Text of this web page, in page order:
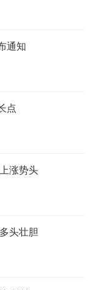
通知
点
涨势头
头壮胆